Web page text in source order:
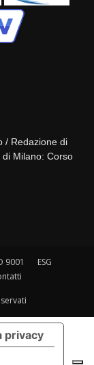
/ Redazione di
Milano: Corso
9001
ESG
privacy